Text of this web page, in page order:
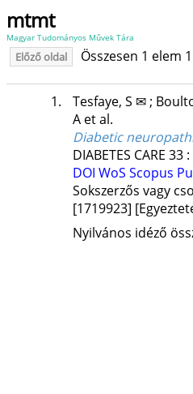
mtmt
Magyar Tudományos Művek Tára
Előző oldal Összesen 1 elem
1. Tesfaye, S ✉;
A et al.
Diabetic
DIABETES CARE 33:
DOI WoS Scopus
Sokszerzős vagy
[1719923]
Nyilvános idéző